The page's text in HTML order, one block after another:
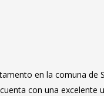
en la comuna de
con una excelente